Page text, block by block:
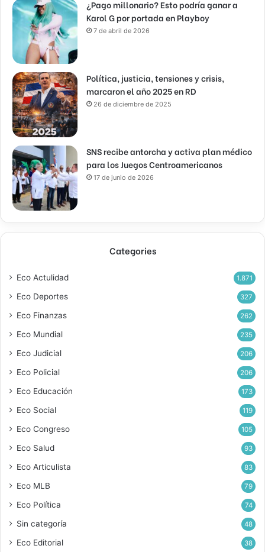
¿Pago millonario? Esto podría ganar a
Karol G por portada en Playboy
7 de abril de 2026
Política, justicia, tensiones y crisis,
marcaron el año 2025 en RD
26 de diciembre de 2025
SNS recibe antorcha y activa plan médico
para los Juegos Centroamericanos
17 de junio de 2026
Categories
Eco Actulidad 1.871
Eco Deportes 327
Eco Finanzas 262
Eco Mundial 235
Eco Judicial 206
Eco Policial 206
Eco Educación 173
Eco Social 119
Eco Congreso 105
Eco Salud 93
Eco Articulista 83
Eco MLB 79
Eco Política 74
Sin categoría 48
Eco Editorial 38